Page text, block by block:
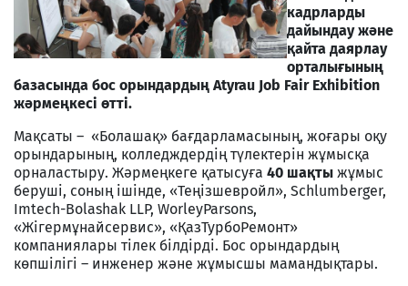
кадрларды
дайындау және
қайта даярлау
орталығының
базасында бос орындардың Atyrau Job Fair Exhibition
жәрмеңкесі өтті.
Мақсаты – «Болашақ» бағдарламасының, жоғары оқу
орындарының, колледждердің түлектерін жұмысқа
орналастыру. Жәрмеңкеге қатысуға 40 шақты жұмыс
беруші, соның ішінде, «Теңізшевройл», Schlumberger,
Imtech-Bolashak LLP, WorleyParsons,
«Жігермұнайсервис», «ҚазТурбоРемонт»
компаниялары тілек білдірді. Бос орындардың
көпшілігі – инженер және жұмысшы мамандықтары.